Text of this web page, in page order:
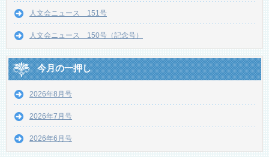
人文会ニュース 151号
人文会ニュース 150号（記念号）
今月の一押し
2026年8月号
2026年7月号
2026年6月号